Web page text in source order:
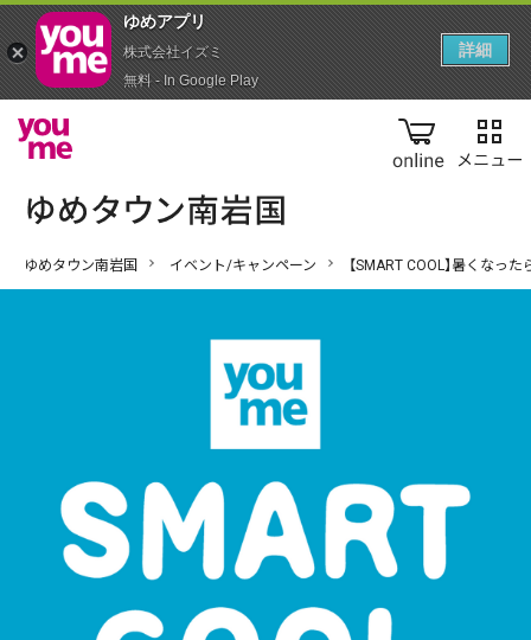
online
ゆめタウン南岩国 イベント/キャンペーン 【SMART COOL】暑くなっ
ゆめアプ‪リ‬
株式会社イズミ
無料 - In Google Play
詳細